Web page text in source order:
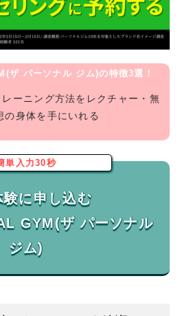
ザ パーソナル ジム)の特徴3選！
レーニング方法をレクチャー・無
の身体を手にいれる
単入力30秒
験に申し込む
GYM(ザ パーソナル